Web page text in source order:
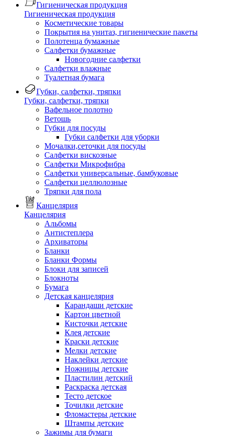
Гигиеническая продукция
Гигиеническая продукция
Косметические товары
Покрытия на унитаз, гигиенические пакеты
Полотенца бумажные
Салфетки бумажные
Новогодние салфетки
Салфетки влажные
Туалетная бумага
Губки, салфетки, тряпки
Губки, салфетки, тряпки
Вафельное полотно
Ветошь
Губки для посуды
Губки салфетки для уборки
Мочалки,сеточки для посуды
Салфетки вискозные
Салфетки Микрофибра
Салфетки универсальные, бамбуковые
Салфетки целлюлозные
Тряпки для пола
Канцелярия
Канцелярия
Альбомы
Антистеплера
Архиваторы
Бланки
Бланки Формы
Блоки для записей
Блокноты
Бумага
Детская канцелярия
Карандаши детские
Картон цветной
Кисточки детские
Клея детские
Краски детские
Мелки детские
Наклейки детские
Ножницы детские
Пластилин детский
Раскраска детская
Тесто детское
Точилки детские
Фломастеры детские
Штампы детские
Зажимы для бумаги